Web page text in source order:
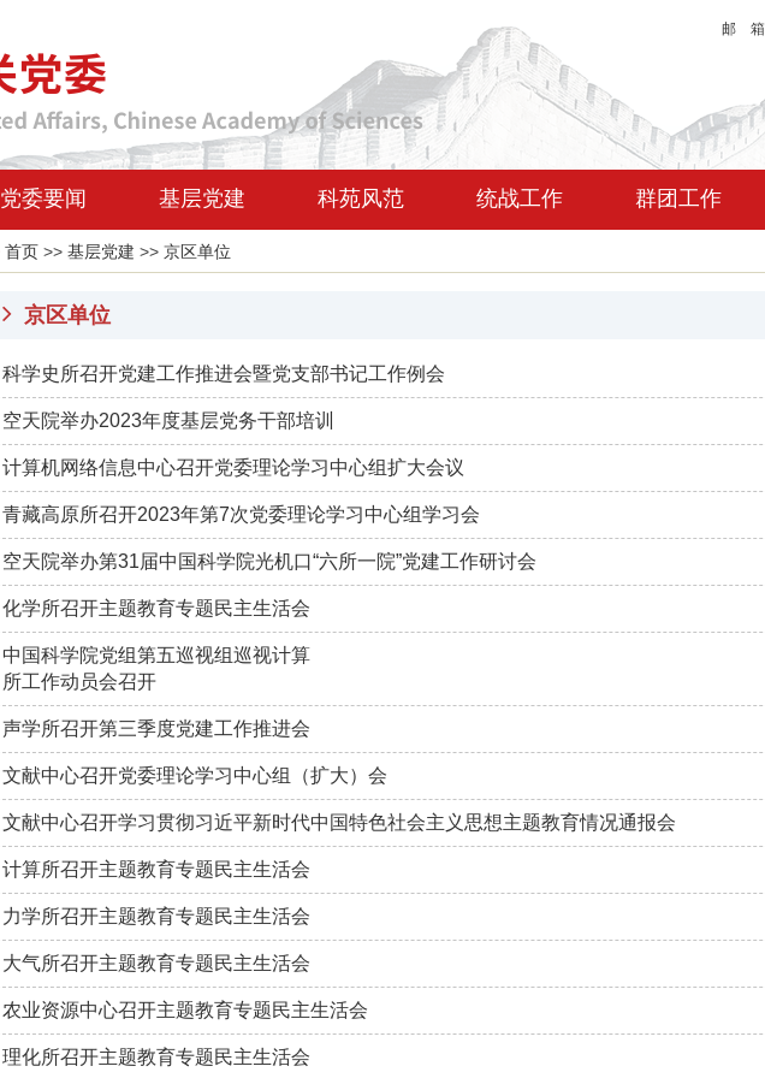
邮 箱
党委要闻 基层党建 科苑风范 统战工作 群团工作
首页>> 基层党建 >> 京区单位
京区单位
科学史所召开党建工作推进会暨党支部书记工作例会
空天院举办2023年度基层党务干部培训
计算机网络信息中心召开党委理论学习中心组扩大会议
青藏高原所召开2023年第7次党委理论学习中心组学习会
空天院举办第31届中国科学院光机口“六所一院”党建工作研讨会
化学所召开主题教育专题民主生活会
中国科学院党组第五巡视组巡视计算
所工作动员会召开
声学所召开第三季度党建工作推进会
文献中心召开党委理论学习中心组（扩大）会
文献中心召开学习贯彻习近平新时代中国特色社会主义思想主题教育情况通报会
计算所召开主题教育专题民主生活会
力学所召开主题教育专题民主生活会
大气所召开主题教育专题民主生活会
农业资源中心召开主题教育专题民主生活会
理化所召开主题教育专题民主生活会